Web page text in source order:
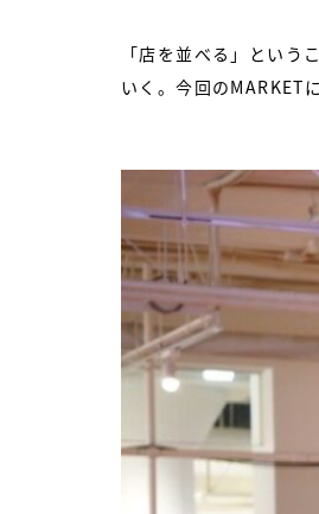
「店を並べる」とい
いく。今回のMARKET